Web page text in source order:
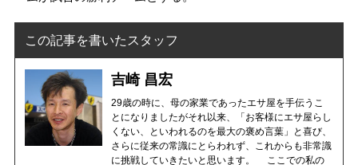
この記事を書いたスタッフ
吉崎 昌宏
29歳の時に、母の家業であったエサ屋を手伝うこ
とになりましたがそれ以来、「お客様にエサ屋らし
くない、といわれるのを最大の褒め言葉」と喜び、
さらに従来の常識にとらわれず、これからも非常識
に挑戦していきたいと思います。 ここでの私の